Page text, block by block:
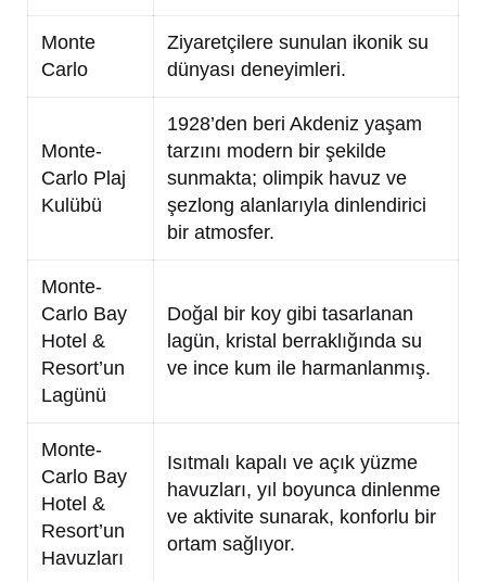
Monte
Carlo
Ziyaretçilere sunulan ikonik su
dünyası deneyimleri.
Monte-
Carlo Plaj
Kulübü
1928’den beri Akdeniz yaşam
tarzını modern bir şekilde
sunmakta; olimpik havuz ve
şezlong alanlarıyla dinlendirici
bir atmosfer.
Monte-
Carlo Bay
Hotel &
Resort’un
Lagünü
Doğal bir koy gibi tasarlanan
lagün, kristal berraklığında su
ve ince kum ile harmanlanmış.
Monte-
Carlo Bay
Hotel &
Resort’un
Havuzları
Isıtmalı kapalı ve açık yüzme
havuzları, yıl boyunca dinlenme
ve aktivite sunarak, konforlu bir
ortam sağlıyor.